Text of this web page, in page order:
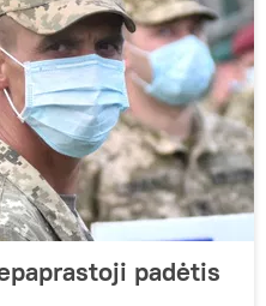
padėtis